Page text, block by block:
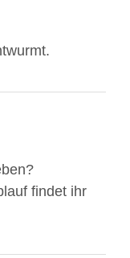
findet ihr